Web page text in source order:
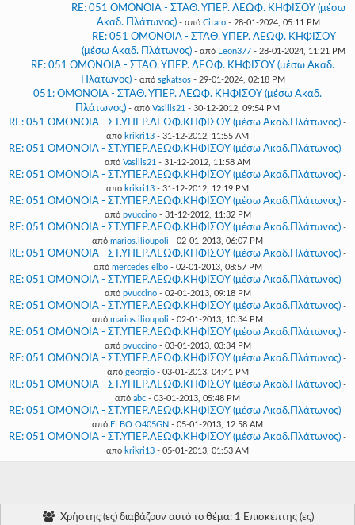
RE: 051 ΟΜΟΝΟΙΑ - ΣΤΑΘ. ΥΠΕΡ. ΛΕΩΦ. ΚΗΦΙΣΟΥ (μέσω
Ακαδ. Πλάτωνος) - από Citaro - 28-01-2024, 05:11 PM
RE: 051 ΟΜΟΝΟΙΑ - ΣΤΑΘ. ΥΠΕΡ. ΛΕΩΦ. ΚΗΦΙΣΟΥ
(μέσω Ακαδ. Πλάτωνος) - από Leon377 - 28-01-2024, 11:21 PM
RE: 051 ΟΜΟΝΟΙΑ - ΣΤΑΘ. ΥΠΕΡ. ΛΕΩΦ. ΚΗΦΙΣΟΥ (μέσω Ακαδ.
Πλάτωνος) - από sgkatsos- 29-01-2024, 02:18 PM
051: ΟΜΟΝΟΙΑ - ΣΤΑΘ. ΥΠΕΡ. ΛΕΩΦ. ΚΗΦΙΣΟΥ (μέσω Ακαδ.
Πλάτωνος) - από Vasilis21 - 30-12-2012, 09:54 PM
RE: 051 ΟΜΟΝΟΙΑ - ΣΤ.ΥΠΕΡ.ΛΕΩΦ.ΚΗΦΙΣΟΥ (μέσω Ακαδ.Πλάτωνος) -
από krikri13 - 31-12-2012, 11:55 AM
RE: 051 ΟΜΟΝΟΙΑ - ΣΤ.ΥΠΕΡ.ΛΕΩΦ.ΚΗΦΙΣΟΥ (μέσω Ακαδ.Πλάτωνος) -
από Vasilis21 - 31-12-2012, 11:58 AM
RE: 051 ΟΜΟΝΟΙΑ - ΣΤ.ΥΠΕΡ.ΛΕΩΦ.ΚΗΦΙΣΟΥ (μέσω Ακαδ.Πλάτωνος) -
από krikri13 - 31-12-2012, 12:19 PM
RE: 051 ΟΜΟΝΟΙΑ - ΣΤ.ΥΠΕΡ.ΛΕΩΦ.ΚΗΦΙΣΟΥ (μέσω Ακαδ.Πλάτωνος) -
από pvuccino- 31-12-2012, 11:32 PM
RE: 051 ΟΜΟΝΟΙΑ - ΣΤ.ΥΠΕΡ.ΛΕΩΦ.ΚΗΦΙΣΟΥ (μέσω Ακαδ.Πλάτωνος) -
από marios.ilioupoli - 02-01-2013, 06:07 PM
RE: 051 ΟΜΟΝΟΙΑ - ΣΤ.ΥΠΕΡ.ΛΕΩΦ.ΚΗΦΙΣΟΥ (μέσω Ακαδ.Πλάτωνος) -
από mercedes elbo- 02-01-2013, 08:57 PM
RE: 051 ΟΜΟΝΟΙΑ - ΣΤ.ΥΠΕΡ.ΛΕΩΦ.ΚΗΦΙΣΟΥ (μέσω Ακαδ.Πλάτωνος) -
από pvuccino- 02-01-2013, 09:18 PM
RE: 051 ΟΜΟΝΟΙΑ - ΣΤ.ΥΠΕΡ.ΛΕΩΦ.ΚΗΦΙΣΟΥ (μέσω Ακαδ.Πλάτωνος) -
από marios.ilioupoli - 02-01-2013, 10:34 PM
RE: 051 ΟΜΟΝΟΙΑ - ΣΤ.ΥΠΕΡ.ΛΕΩΦ.ΚΗΦΙΣΟΥ (μέσω Ακαδ.Πλάτωνος) -
από pvuccino- 03-01-2013, 03:34 PM
RE: 051 ΟΜΟΝΟΙΑ - ΣΤ.ΥΠΕΡ.ΛΕΩΦ.ΚΗΦΙΣΟΥ (μέσω Ακαδ.Πλάτωνος) -
από georgio- 03-01-2013, 04:41 PM
RE: 051 ΟΜΟΝΟΙΑ - ΣΤ.ΥΠΕΡ.ΛΕΩΦ.ΚΗΦΙΣΟΥ (μέσω Ακαδ.Πλάτωνος) -
από abc - 03-01-2013, 05:48 PM
RE: 051 ΟΜΟΝΟΙΑ - ΣΤ.ΥΠΕΡ.ΛΕΩΦ.ΚΗΦΙΣΟΥ (μέσω Ακαδ.Πλάτωνος) -
από ELBO O405GN - 05-01-2013, 12:58 AM
RE: 051 ΟΜΟΝΟΙΑ - ΣΤ.ΥΠΕΡ.ΛΕΩΦ.ΚΗΦΙΣΟΥ (μέσω Ακαδ.Πλάτωνος) -
από krikri13 - 05-01-2013, 01:53 AM
Χρήστης (ες) διαβάζουν αυτό το θέμα: 1 Επισκέπτης (ες)